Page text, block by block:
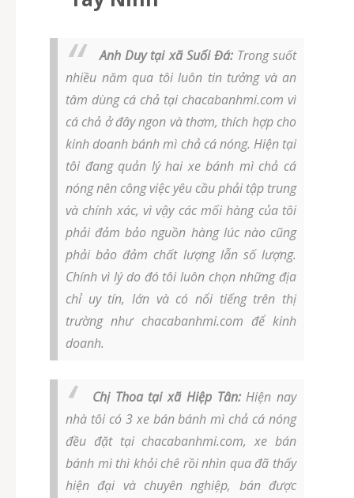
Anh Duy tại xã Suối Đá:Trong suốt
nhiều năm qua tôi luôn tin tưởng và an
tâm dùng cá chả tại chacabanhmi.com vì
cá chả ở đây ngon và thơm, thích hợp cho
kinh doanh bánh mì chả cá nóng. Hiện tại
tôi đang quản lý hai xe bánh mì chả cá
nóng nên công việc yêu cầu phải tập trung
và chính xác, vì vậy các mối hàng của tôi
phải đảm bảo nguồn hàng lúc nào cũng
phải bảo đảm chất lượng lẫn số lượng.
Chính vì lý do đó tôi luôn chọn những địa
chỉ uy tín, lớn và có nổi tiếng trên thị
trường như chacabanhmi.com để kinh
doanh.
Chị Thoa tại xã Hiệp Tân:Hiện nay
nhà tôi có 3 xe bán bánh mì chả cá nóng
đều đặt tại chacabanhmi.com, xe bán
bánh mì thì khỏi chê rồi nhìn qua đã thấy
hiện đại và chuyên nghiệp, bán được